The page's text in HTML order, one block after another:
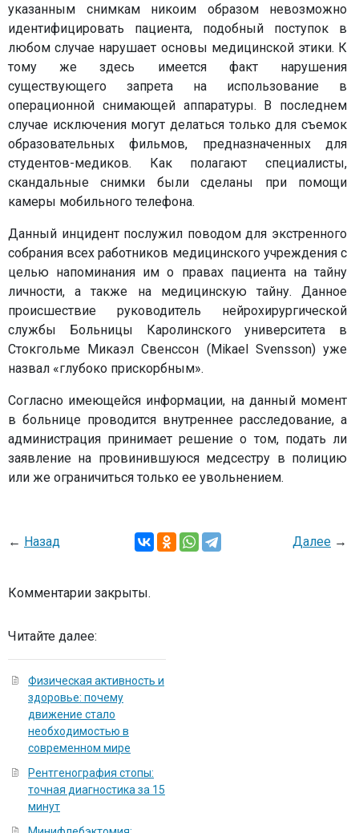
указанным снимкам никоим образом невозможно
идентифицировать пациента, подобный поступок в
любом случае нарушает основы медицинской этики. К
тому же здесь имеется факт нарушения
существующего запрета на использование в
операционной снимающей аппаратуры. В последнем
случае исключения могут делаться только для съемок
образовательных фильмов, предназначенных для
студентов-медиков. Как полагают специалисты,
скандальные снимки были сделаны при помощи
камеры мобильного телефона.
Данный инцидент послужил поводом для экстренного
собрания всех работников медицинского учреждения с
целью напоминания им о правах пациента на тайну
личности, а также на медицинскую тайну. Данное
происшествие руководитель нейрохирургической
службы Больницы Каролинского университета в
Стокгольме Микаэл Свенссон (Mikael Svensson) уже
назвал «глубоко прискорбным».
Согласно имеющейся информации, на данный момент
в больнице проводится внутреннее расследование, а
администрация принимает решение о том, подать ли
заявление на провинившуюся медсестру в полицию
или же ограничиться только ее увольнением.
← Назад Далее →
Комментарии закрыты.
Читайте далее:
Физическая активность и
здоровье: почему
движение стало
необходимостью в
современном мире
Рентгенография стопы:
точная диагностика за 15
минут